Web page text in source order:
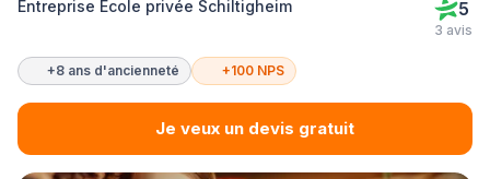
Entreprise Ecole privée Schiltigheim 5
3 avis
+8 ans d'ancienneté +100 NPS
Je veux un devis gratuit